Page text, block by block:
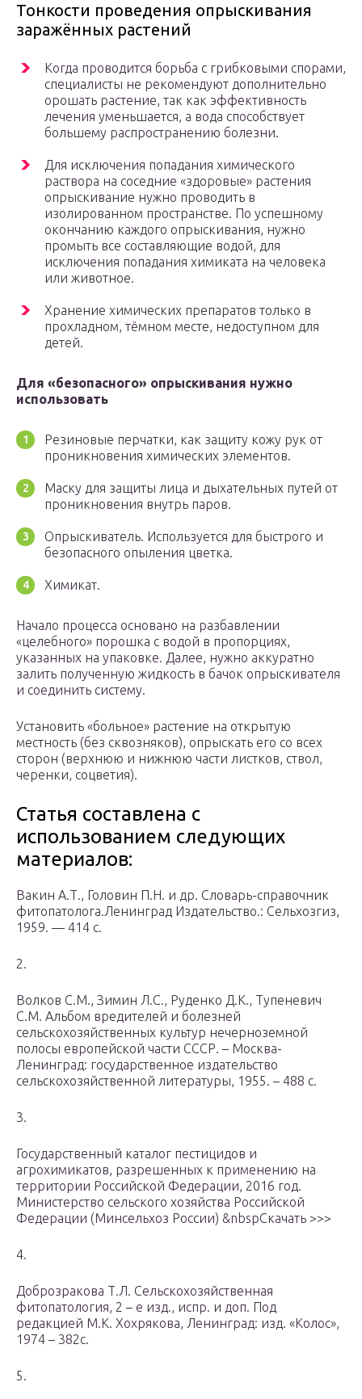
Тонкости проведения опрыскивания
заражённых растений
Когда проводится борьба с грибковыми спорами,
специалисты не рекомендуют дополнительно
орошать растение, так как эффективность
лечения уменьшается, а вода способствует
большему распространению болезни.
Для исключения попадания химического
раствора на соседние «здоровые» растения
опрыскивание нужно проводить в
изолированном пространстве. По успешному
окончанию каждого опрыскивания, нужно
промыть все составляющие водой, для
исключения попадания химиката на человека
или животное.
Хранение химических препаратов только в
прохладном, тёмном месте, недоступном для
детей.
Для «безопасного» опрыскивания нужно
использовать
Резиновые перчатки, как защиту кожу рук от
проникновения химических элементов.
Маску для защиты лица и дыхательных путей от
проникновения внутрь паров.
Опрыскиватель. Используется для быстрого и
безопасного опыления цветка.
Химикат.
Начало процесса основано на разбавлении
«целебного» порошка с водой в пропорциях,
указанных на упаковке. Далее, нужно аккуратно
залить полученную жидкость в бачок опрыскивателя
и соединить систему.
Установить «больное» растение на открытую
местность (без сквозняков), опрыскать его со всех
сторон (верхнюю и нижнюю части листков, ствол,
черенки, соцветия).
Статья составлена с
использованием следующих
материалов:
Вакин А.Т., Головин П.Н. и др. Словарь-справочник
фитопатолога.Ленинград Издательство.: Сельхозгиз,
1959. — 414 с.
2.
Волков С.М., Зимин Л.С., Руденко Д.К., Тупеневич
С.М. Альбом вредителей и болезней
сельскохозяйственных культур нечерноземной
полосы европейской части СССР. – Москва-
Ленинград: государственное издательство
сельскохозяйственной литературы, 1955. – 488 с.
3.
Государственный каталог пестицидов и
агрохимикатов, разрешенных к применению на
территории Российской Федерации, 2016 год.
Министерство сельского хозяйства Российской
Федерации (Минсельхоз России) &nbspСкачать >>>
4.
Доброзракова Т.Л. Сельскохозяйственная
фитопатология, 2 – е изд., испр. и доп. Под
редакцией М.К. Хохрякова, Ленинград: изд. «Колос»,
1974 – 382с.
5.